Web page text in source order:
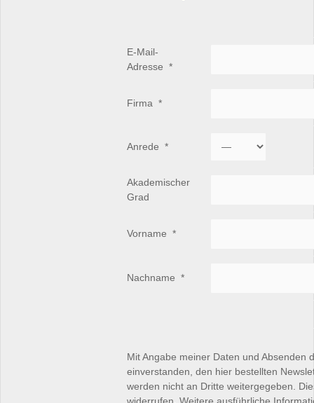
E-Mail-
Adresse *
Firma *
Anrede *
Akademischer
Grad
Vorname *
Nachname *
Mit Angabe meiner Daten und Absenden
einverstanden, den hier bestellten
werden nicht an Dritte weitergegeben.
widerrufen. Weitere ausführliche